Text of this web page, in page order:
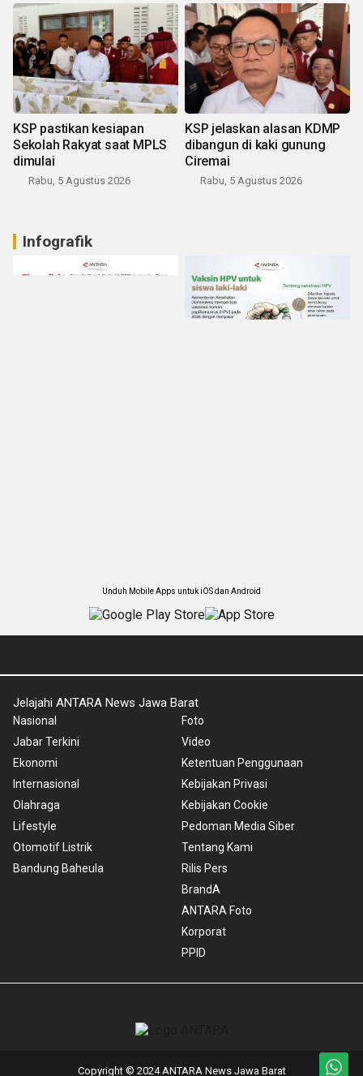
KSP pastikan kesiapan
Sekolah Rakyat saat MPLS
dimulai
Rabu, 5 Agustus 2026
KSP jelaskan alasan KDMP
dibangun di kaki gunung
Ciremai
Rabu, 5 Agustus 2026
Infografik
Unduh Mobile Apps untuk iOS dan Android
Jelajahi ANTARA News Jawa Barat
Nasional
Jabar Terkini
Ekonomi
Internasional
Olahraga
Lifestyle
Otomotif Listrik
Bandung Baheula
Foto
Video
Ketentuan Penggunaan
Kebijakan Privasi
Kebijakan Cookie
Pedoman Media Siber
Tentang Kami
Rilis Pers
BrandA
ANTARA Foto
Korporat
PPID
Copyright © 2024 ANTARA News Jawa Barat